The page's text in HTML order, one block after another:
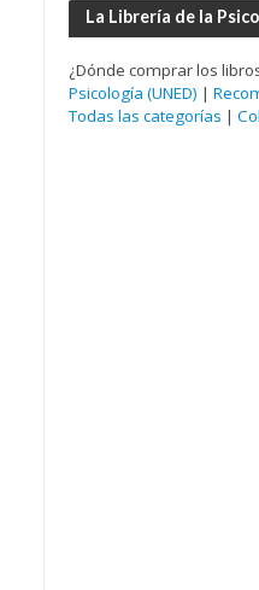
La Librería de la
¿Dónde comprar los
Psicología (UNED) |
Todas las categorías |